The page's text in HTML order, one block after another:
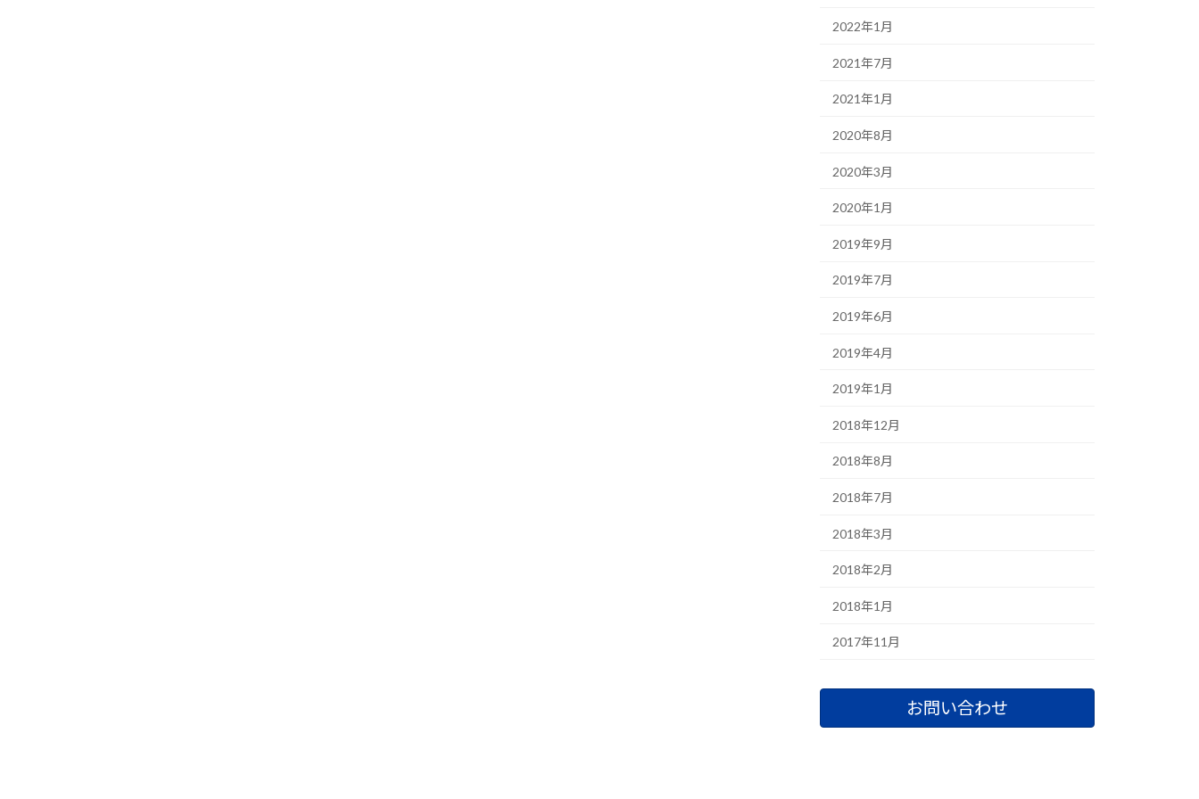
2022年1月
2021年7月
2021年1月
2020年8月
2020年3月
2020年1月
2019年9月
2019年7月
2019年6月
2019年4月
2019年1月
2018年12月
2018年8月
2018年7月
2018年3月
2018年2月
2018年1月
2017年11月
お問い合わせ